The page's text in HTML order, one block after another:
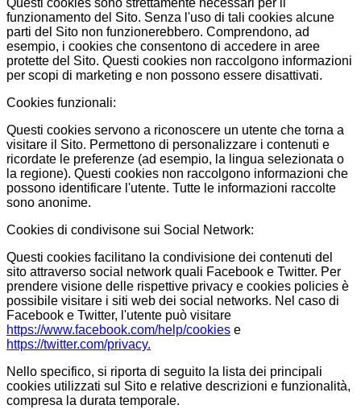
Questi cookies sono strettamente necessari per il
funzionamento del Sito. Senza l'uso di tali cookies alcune
parti del Sito non funzionerebbero. Comprendono, ad
esempio, i cookies che consentono di accedere in aree
protette del Sito. Questi cookies non raccolgono informazioni
per scopi di marketing e non possono essere disattivati.
Cookies funzionali:
Questi cookies servono a riconoscere un utente che torna a
visitare il Sito. Permettono di personalizzare i contenuti e
ricordate le preferenze (ad esempio, la lingua selezionata o
la regione). Questi cookies non raccolgono informazioni che
possono identificare l'utente. Tutte le informazioni raccolte
sono anonime.
Cookies di condivisone sui Social Network:
Questi cookies facilitano la condivisione dei contenuti del
sito attraverso social network quali Facebook e Twitter. Per
prendere visione delle rispettive privacy e cookies policies è
possibile visitare i siti web dei social networks. Nel caso di
Facebook e Twitter, l'utente può visitare
https://www.facebook.com/help/cookies e
https://twitter.com/privacy.
Nello specifico, si riporta di seguito la lista dei principali
cookies utilizzati sul Sito e relative descrizioni e funzionalità,
compresa la durata temporale.